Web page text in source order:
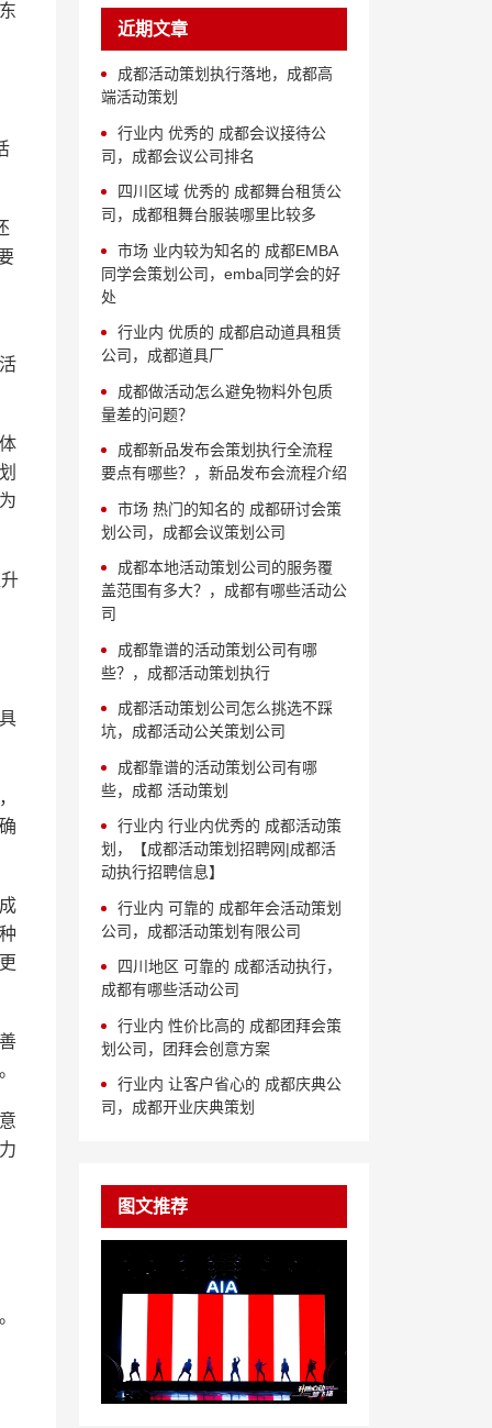
近期文章
成都活动策划执行落地，成都高
端活动策划
行业内 优秀的 成都会议接待公
司，成都会议公司排名
四川区域 优秀的 成都舞台租赁公
司，成都租舞台服装哪里比较多
市场 业内较为知名的 成都EMBA
同学会策划公司，emba同学会的好
处
行业内 优质的 成都启动道具租赁
公司，成都道具厂
成都做活动怎么避免物料外包质
量差的问题？
成都新品发布会策划执行全流程
要点有哪些？，新品发布会流程介绍
市场 热门的知名的 成都研讨会策
划公司，成都会议策划公司
成都本地活动策划公司的服务覆
盖范围有多大？，成都有哪些活动公
司
成都靠谱的活动策划公司有哪
些？，成都活动策划执行
成都活动策划公司怎么挑选不踩
坑，成都活动公关策划公司
成都靠谱的活动策划公司有哪
些，成都 活动策划
行业内 行业内优秀的 成都活动策
划，【成都活动策划招聘网|成都活
动执行招聘信息】
行业内 可靠的 成都年会活动策划
公司，成都活动策划有限公司
四川地区 可靠的 成都活动执行，
成都有哪些活动公司
行业内 性价比高的 成都团拜会策
划公司，团拜会创意方案
行业内 让客户省心的 成都庆典公
司，成都开业庆典策划
图文推荐